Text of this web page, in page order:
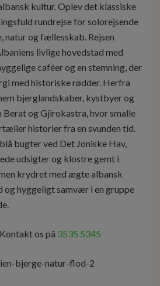
kultur. Oplev det klassiske
rundrejse for solorejsende
natur og fællesskab. Rejsen
livlige hovedstad med
caféer og en stemning, der
med historiske rødder. Herfra
bjerglandskaber, kystbyer og
Berat og Gjirokastra, hvor smalle
historier fra en svunden tid.
bugter ved Det Joniske Hav,
udsigter og klostre gemt i
krydret med ægte albansk
hyggeligt samvær i en gruppe
os på 3535 5345